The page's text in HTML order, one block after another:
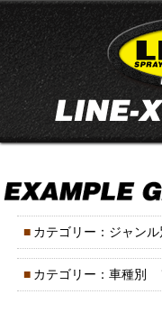
■ カテゴリー：ジャン
■ カテゴリー：車種別